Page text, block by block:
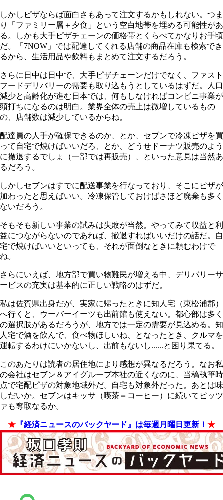
しかしピザならば面白さもあって注文するかもしれない。つま
り「ファミリー層＋夕食」という空白地帯を埋める可能性があ
る。しかも大手ピザチェーンの価格帯とくらべてかなりお手頃
だ。「7NOW」では配達してくれる店舗の商品在庫も検索でき
るから、生活用品や飲料もまとめて注文するだろう。
さらに日中は日中で、大手ピザチェーンだけでなく、ファスト
フードデリバリーの需要も取り込もうとしているはずだ。人口
減少と高齢化が進む日本では、何もしなければコンビニ事業が
頭打ちになるのは明白。業界全体の売上は微増しているもの
の、店舗数は減少しているからね。
配達員の人手が確保できるのか、とか、セブンで冷凍ピザを買
って自宅で焼けばいいだろ、とか、どうせドーナツ販売のよう
に撤退するでしょ（一部では再販売）、といった意見は当然あ
るだろう。
しかしセブンはすでに配送事業を行なっており、そこにピザが
加わったと思えばいい。冷凍保管しておけばさほど廃棄も多く
ないだろう。
そもそも新しい事業の試みは失敗が当然。やってみて収益と利
益につながらないのであれば、撤退すればいいだけの話だ。自
宅で焼けばいいといっても、それが面倒なときに頼むわけで
ね。
さらにいえば、地方部で買い物難民が増える中、デリバリーサ
ービスの充実は基本的に正しい戦略のはずだ。
私は佐賀県出身だが、実家に帰ったときに知人宅（東松浦郡）
へ行くと、ウーバーイーツも出前館も使えない。都心部は多く
の選択肢があるだろうが、地方では一定の需要が見込める。知
人宅で酒を飲んで、食べ物ほしいね、となったとき、クルマを
運転するわけにいかないし、出前もないし......と困り果てる。
このあたりは読者の居住地により感想が異なるだろう。なお私
の会社はセブン＆アイグループ本社の近くなのに、当稿執筆時
点で宅配ピザの対象地域外だ。自宅も対象外だった。あとは味
しだいか。セブンはキッサ（喫茶＝コーヒー）に続いてピッツ
ァも奪取なるか。
★ 『経済ニュースのバックヤード』は毎週月曜日更新！ ★